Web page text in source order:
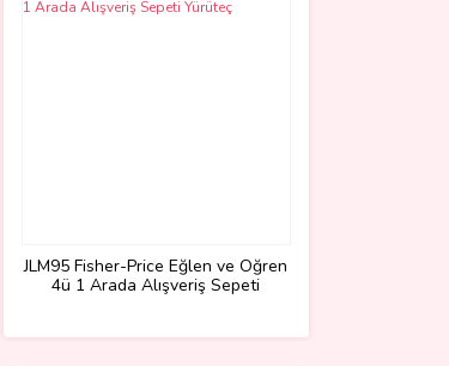
JLM95 Fisher-Price Eğlen ve Öğren
4ü 1 Arada Alışveriş Sepeti